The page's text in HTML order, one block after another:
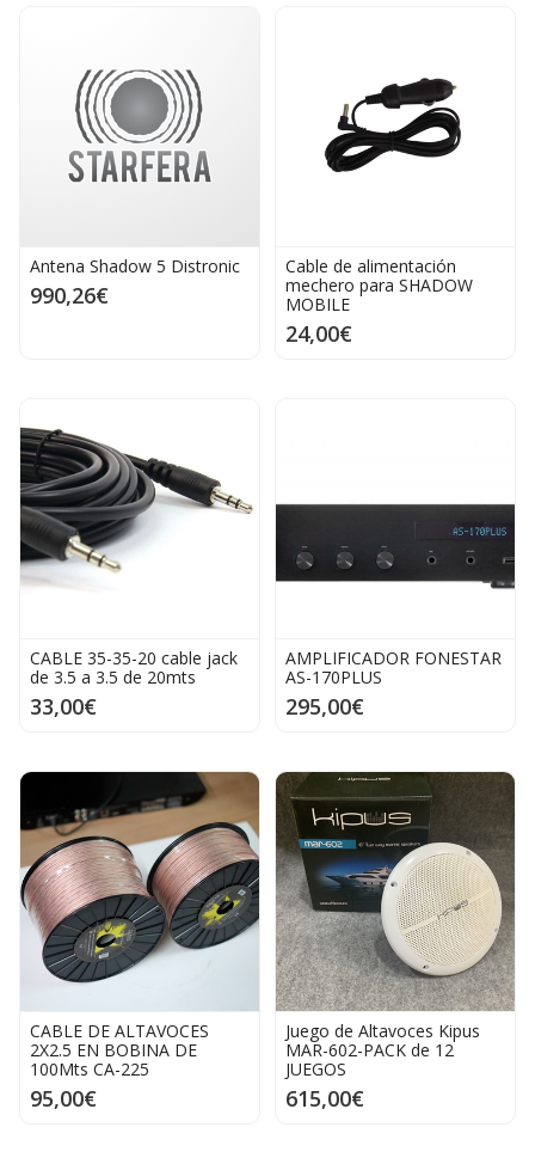
Antena Shadow 5 Distronic
990,26€
Cable de alimentación
mechero para SHADOW
MOBILE
24,00€
CABLE 35-35-20 cable jack
de 3.5 a 3.5 de 20mts
33,00€
AMPLIFICADOR FONESTAR
AS-170PLUS
295,00€
CABLE DE ALTAVOCES
2X2.5 EN BOBINA DE
100Mts CA-225
95,00€
Juego de Altavoces Kipus
MAR-602-PACK de 12
JUEGOS
615,00€